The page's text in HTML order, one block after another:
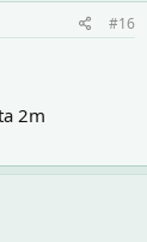
in inverno.
se ne riparla
non ce ne
#16
2m